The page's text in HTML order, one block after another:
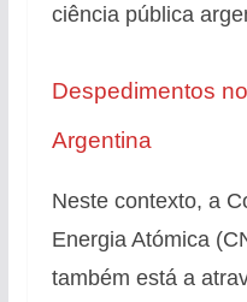
ciência pública
Despedimentos
Argentina
Neste contexto, a
Energia Atómica
também está a